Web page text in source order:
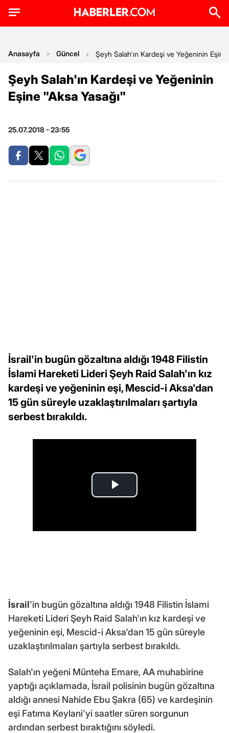
Anasayfa Güncel Şeyh Salah'ın Kardeşi ve Yeğeninin Eşine
Şeyh Salah'ın Kardeşi ve Yeğeninin
Eşine "Aksa Yasağı"
25.07.2018 - 23:55
İsrail'in bugün gözaltına aldığı 1948 Filistin
İslami Hareketi Lideri Şeyh Raid Salah'ın kız
kardeşi ve yeğeninin eşi, Mescid-i Aksa'dan
15 gün süreyle uzaklaştırılmaları şartıyla
serbest bırakıldı.
İsrail'in bugün gözaltına aldığı 1948 Filistin İslami
Hareketi Lideri Şeyh Raid Salah'ın kız kardeşi ve
yeğeninin eşi, Mescid-i Aksa'dan 15 gün süreyle
uzaklaştırılmaları şartıyla serbest bırakıldı.
Salah'ın yeğeni Münteha Emare, AA muhabirine
yaptığı açıklamada, İsrail polisinin bugün gözaltına
aldığı annesi Nahide Ebu Şakra (65) ve kardeşinin
eşi Fatıma Keylani'yi saatler süren sorgunun
ardından serbest bıraktığını söyledi.